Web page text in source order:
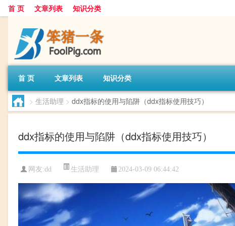
首 页 文章列表 知识分类
首 页 文章列表 知识分类
> 生活助理 > ddx指标的使用与陷阱（ddx指标使用技巧）
ddx指标的使用与陷阱（ddx指标使用技巧）
网友:dd 生活助理 2024-03-09 06:44:42